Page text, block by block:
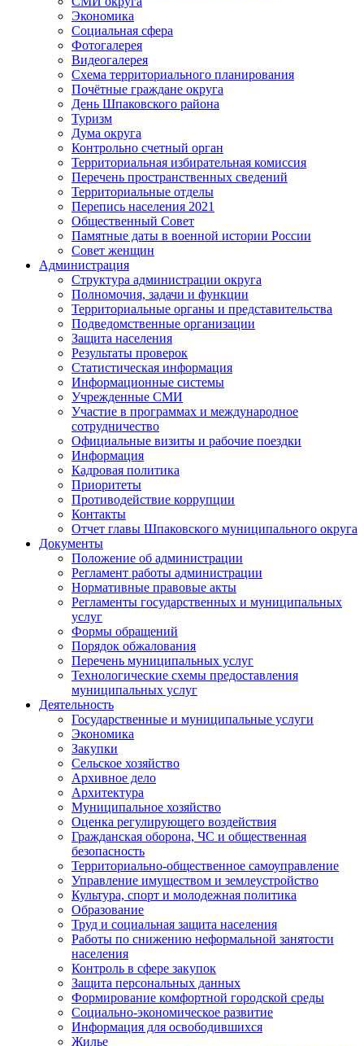
Экономика
Социальная сфера
Фотогалерея
Видеогалерея
Схема территориального планирования
Почётные граждане округа
День Шпаковского района
Туризм
Дума округа
Контрольно счетный орган
Территориальная избирательная комиссия
Перечень пространственных сведений
Территориальные отделы
Перепись населения 2021
Общественный Совет
Памятные даты в военной истории России
Совет женщин
Администрация
Структура администрации округа
Полномочия, задачи и функции
Территориальные органы и представительства
Подведомственные организации
Защита населения
Результаты проверок
Статистическая информация
Информационные системы
Учрежденные СМИ
Участие в программах и международное
сотрудничество
Официальные визиты и рабочие поездки
Информация
Кадровая политика
Приоритеты
Противодействие коррупции
Контакты
Отчет главы Шпаковского муниципального округа
Документы
Положение об администрации
Регламент работы администрации
Нормативные правовые акты
Регламенты государственных и муниципальных
услуг
Формы обращений
Порядок обжалования
Перечень муниципальных услуг
Технологические схемы предоставления
муниципальных услуг
Деятельность
Государственные и муниципальные услуги
Экономика
Закупки
Сельское хозяйство
Архивное дело
Архитектура
Муниципальное хозяйство
Оценка регулирующего воздействия
Гражданская оборона, ЧС и общественная
безопасность
Территориально-общественное самоуправление
Управление имуществом и землеустройство
Культура, спорт и молодежная политика
Образование
Труд и социальная защита населения
Работы по снижению неформальной занятости
населения
Контроль в сфере закупок
Защита персональных данных
Формирование комфортной городской среды
Социально-экономическое развитие
Информация для освободившихся
Жилье